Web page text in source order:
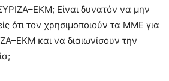
Είναι δυνατόν να μην
ότι τον χρησιμοποιούν τα ΜΜΕ για
και να διαιωνίσουν την